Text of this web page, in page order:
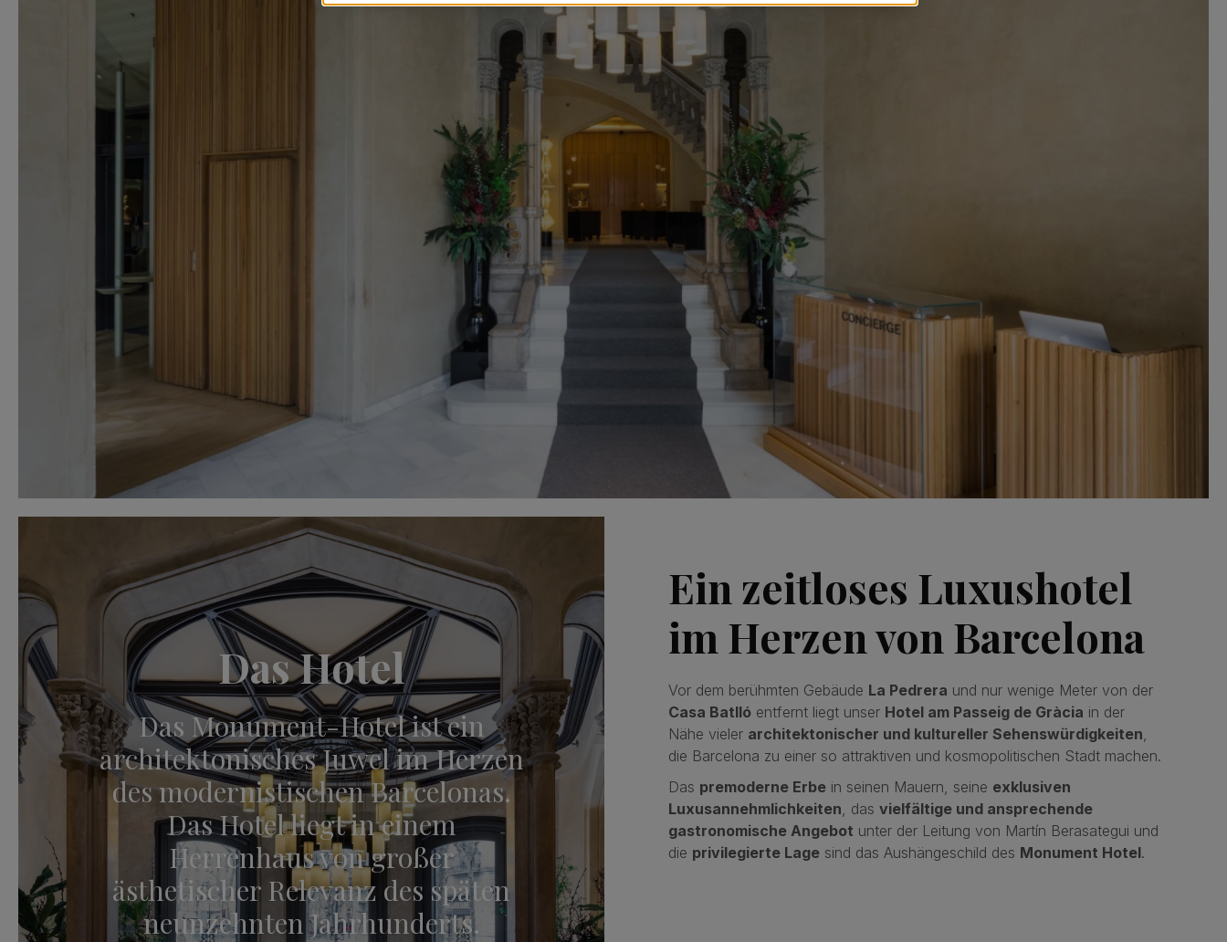
Das Hotel
Das Monument-Hotel ist ein
architektonisches Juwel im Herzen
des modernistischen Barcelonas.
Das Hotel liegt in einem
Herrenhaus von großer
ästhetischer Relevanz des späten
neunzehnten Jahrhunderts.
Ein zeitloses Luxushotel
im Herzen von Barcelona
Vor dem berühmten Gebäude La Pedrera und nur wenige Meter von der
Casa Batlló entfernt liegt unser Hotel am Passeig de Gràcia in der
Nähe vieler architektonischer und kultureller Sehenswürdigkeiten
die Barcelona zu einer so attraktiven und kosmopolitischen Stadt machen.
Das premoderne Erbe in seinen Mauern, seine exklusiven
Luxusannehmlichkeiten , das vielfältige und ansprechende
gastronomische Angebot unter der Leitung von Martín Berasategui und
die privilegierte Lage sind das Aushängeschild des Monument Hotel.